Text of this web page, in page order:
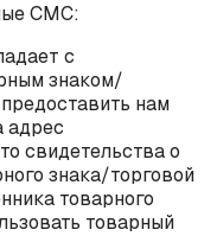
СМС:
с
знаком/
нам
адрес
свидетельства о
знака/торговой
товарного
товарный